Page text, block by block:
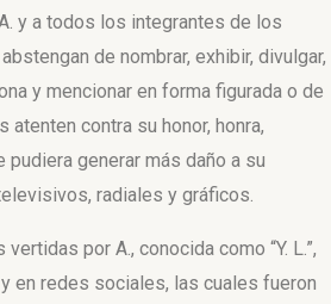
y a todos los integrantes de los
de nombrar, exhibir, divulgar,
y mencionar en forma figurada o de
contra su honor, honra,
generar más daño a su
radiales y gráficos.
por A., conocida como “Y. L.”,
en redes sociales, las cuales fueron